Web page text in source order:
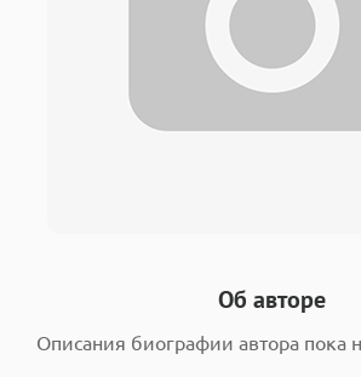
Об авторе
Описания биографии автора пока